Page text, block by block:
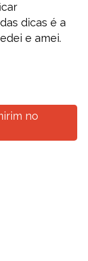
dicas é a
e amei.
no